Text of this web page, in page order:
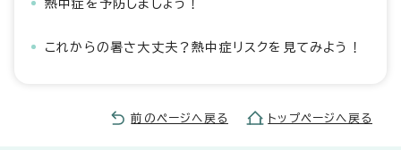
熱中症を予防しましょう！
これからの暑さ大丈夫？熱中症リスクを見てみよう！
前のページへ戻る トップページへ戻る